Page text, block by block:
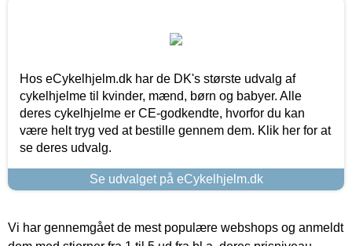
Hos eCykelhjelm.dk har de DK's største udvalg af
cykelhjelme til kvinder, mænd, børn og babyer. Alle
deres cykelhjelme er CE-godkendte, hvorfor du kan
være helt tryg ved at bestille gennem dem. Klik her for at
se deres udvalg.
Se udvalget på eCykelhjelm.dk
Vi har gennemgået de mest populære webshops og anmeldt